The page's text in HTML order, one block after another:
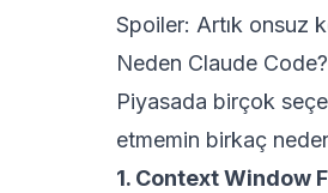
Spoiler: Artık onsuz
Neden Claude Code?
Piyasada birçok
etmemin birkaç
1. Context Window